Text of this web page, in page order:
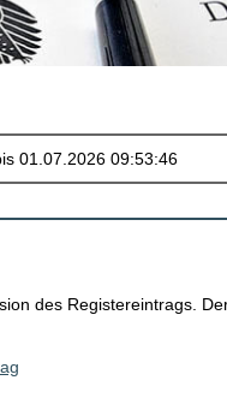
des Registereintrags.